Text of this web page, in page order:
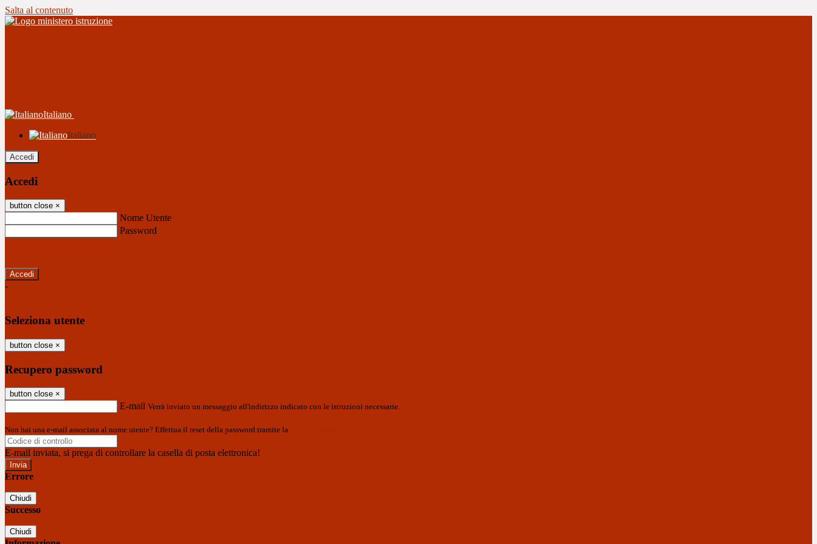
Salta al contenuto
Italiano
Italiano
Accedi
Accedi
button close ×
Nome Utente
Password
-
Seleziona utente
button close ×
Recupero password
button close ×
E-mail Verrà inviato un messaggio all'indirizzo indicato con le istruzioni necessarie.
Non hai una e-mail associata al nome utente? Effettua il reset della password tramite la
E-mail inviata, si prega di controllare la casella di posta elettronica!
Errore
Chiudi
Successo
Chiudi